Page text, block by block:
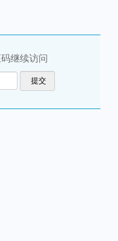
继续访问